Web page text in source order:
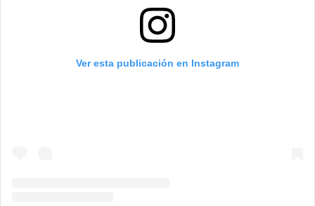
Ver esta publicación en Instagram